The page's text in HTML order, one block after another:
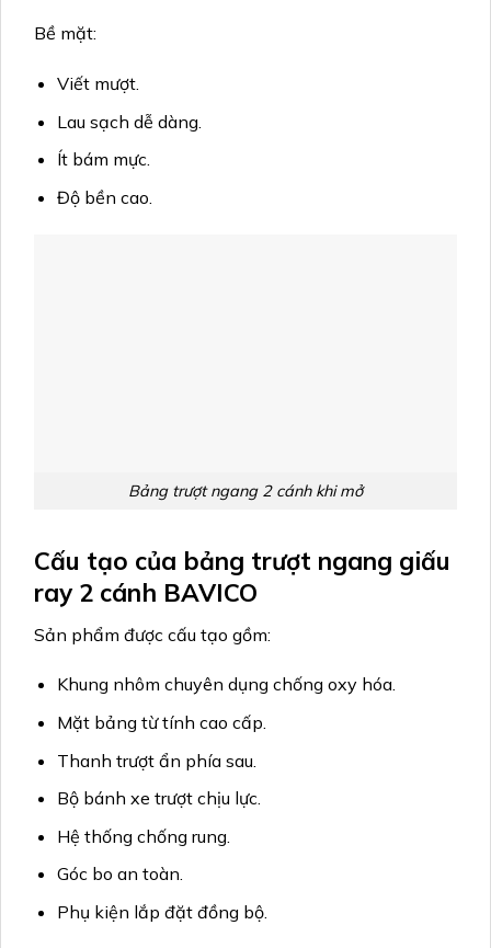
Bề mặt:
Viết mượt.
Lau sạch dễ dàng.
Ít bám mực.
Độ bền cao.
Bảng trượt ngang 2 cánh khi mở
Cấu tạo của bảng trượt ngang giấu
ray 2 cánh BAVICO
Sản phẩm được cấu tạo gồm:
Khung nhôm chuyên dụng chống oxy hóa.
Mặt bảng từ tính cao cấp.
Thanh trượt ẩn phía sau.
Bộ bánh xe trượt chịu lực.
Hệ thống chống rung.
Góc bo an toàn.
Phụ kiện lắp đặt đồng bộ.